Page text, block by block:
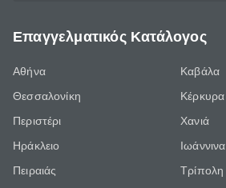
Επαγγελματικός Κατάλογος
Αθήνα
Θεσσαλονίκη
Περιστέρι
Ηράκλειο
Πειραιάς
Καβάλα
Κέρκυρα
Χανιά
Ιωάννινα
Τρίπολη